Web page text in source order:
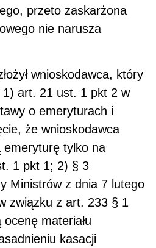
przeto zaskarżona
nie narusza
wnioskodawca, który
1) art. 21 ust. 1 pkt 2 w
o emeryturach i
że wnioskodawca
emeryturę tylko na
1 pkt 1; 2) § 3
Ministrów z dnia 7 lutego
związku z art. 233 § 1
materiału
kasacji